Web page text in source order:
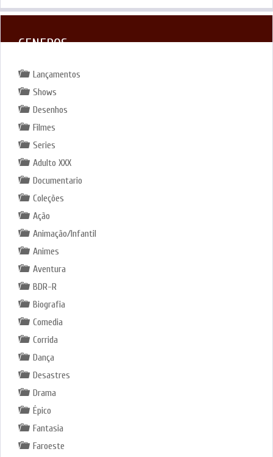
GENEROS
Lançamentos
Shows
Desenhos
Filmes
Series
Adulto XXX
Documentario
Coleções
Ação
Animação/Infantil
Animes
Aventura
BDR-R
Biografia
Comedia
Corrida
Dança
Desastres
Drama
Épico
Fantasia
Faroeste